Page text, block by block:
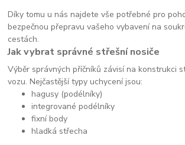
Díky tomu u nás najdete vše potřebné pro
bezpečnou přepravu vašeho vybavení na
cestách.
Jak vybrat správné střešní nosiče
Výběr správných příčníků závisí na konstrukci
vozu. Nejčastější typy uchycení jsou:
hagusy (podélníky)
integrované podélníky
fixní body
hladká střecha